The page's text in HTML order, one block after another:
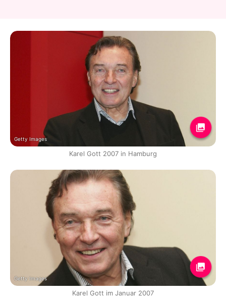
Getty Images
Karel Gott 2007 in Hamburg
Getty Images
Karel Gott im Januar 2007